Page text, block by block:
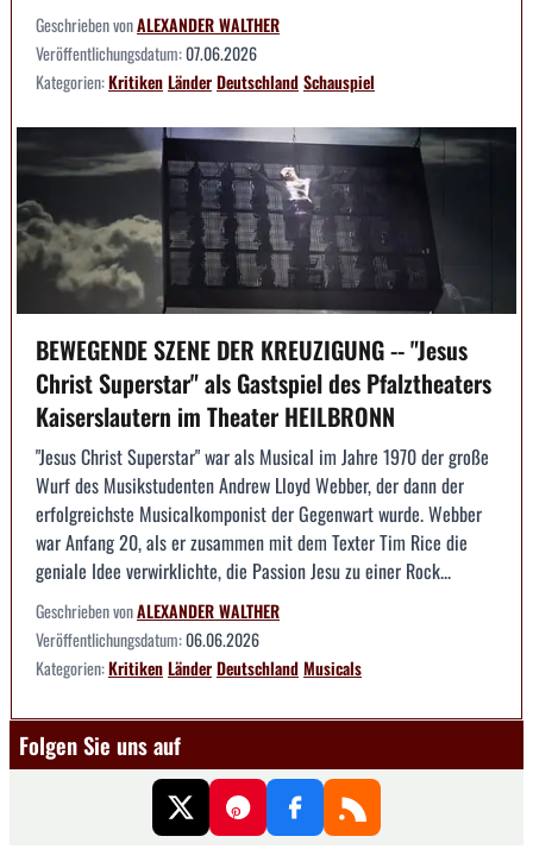
Geschrieben vonALEXANDER WALTHER
Veröffentlichungsdatum:07.06.2026
Kategorien:KritikenLänderDeutschlandSchauspiel
BEWEGENDE SZENE DER KREUZIGUNG -- "Jesus
Christ Superstar" als Gastspiel des Pfalztheaters
Kaiserslautern im Theater HEILBRONN
"Jesus Christ Superstar" war als Musical im Jahre 1970 der große
Wurf des Musikstudenten Andrew Lloyd Webber, der dann der
erfolgreichste Musicalkomponist der Gegenwart wurde. Webber
war Anfang 20, als er zusammen mit dem Texter Tim Rice die
geniale Idee verwirklichte, die Passion Jesu zu einer Rock...
Geschrieben vonALEXANDER WALTHER
Veröffentlichungsdatum:06.06.2026
Kategorien:KritikenLänderDeutschlandMusicals
Folgen Sie uns auf